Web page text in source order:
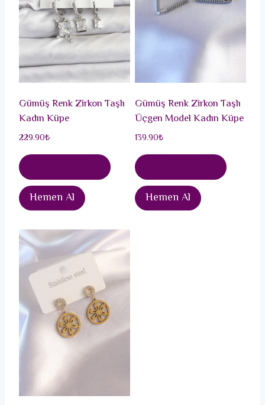
Gümüş Renk Zirkon Taşlı
Kadın Küpe
229.90₺
Hemen Al
Gümüş Renk Zirkon Taşlı
Üçgen Model Kadın Küpe
139.90₺
Hemen Al